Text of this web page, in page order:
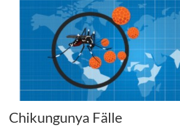
Chikungunya Fälle